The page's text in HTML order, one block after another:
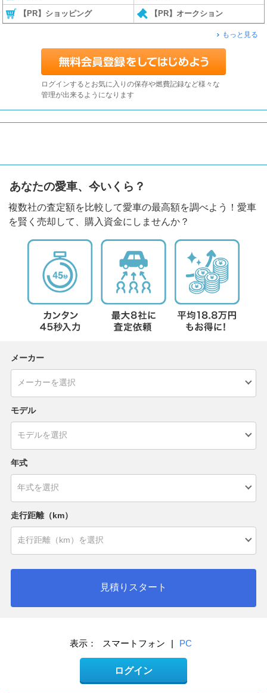
【PR】ショッピング 【PR】オークション
もっと見る
ログインするとお気に入りの保存や燃費記録など様々な
管理が出来るようになります
あなたの愛車、今いくら？
複数社の査定額を比較して愛車の最高額を調べよう！愛車
を賢く売却して、購入資金にしませんか？
メーカー
モデル
年式
走行距離（km）
見積りスタート
表示： スマートフォン | PC
ログイン